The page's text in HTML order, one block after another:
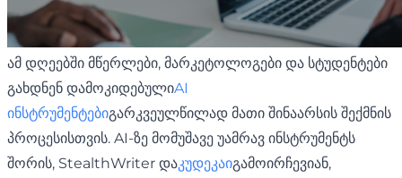
ამ დღეებში მწერლები, მარკეტოლოგები და სტუდენტები
გახდნენ დამოკიდებულიAI
ინსტრუმენტებიგარკვეულწილად მათი შინაარსის შექმნის
პროცესისთვის. AI-ზე მომუშავე უამრავ ინსტრუმენტს
შორის, StealthWriter დაკუდეკაიგამოირჩევიან,